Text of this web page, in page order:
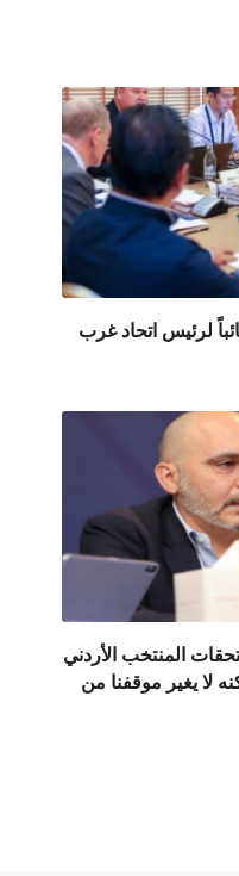
لرئيس اتحاد غرب
المنتخب الأردني
لا يغير موقفنا من